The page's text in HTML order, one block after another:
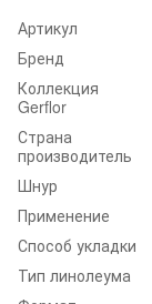
Артикул
Бренд
Коллекция
Gerflor
Страна
производитель
Шнур
Применение
Способ укладки
Тип линолеума